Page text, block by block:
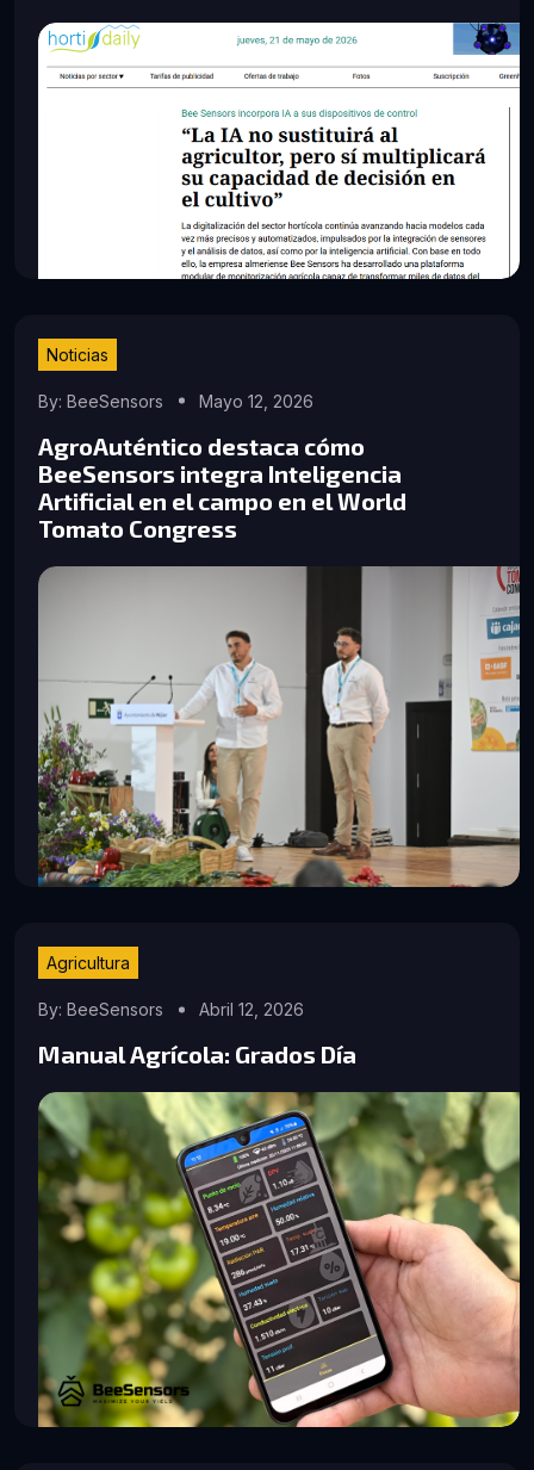
Noticias
By: BeeSensors Mayo 12, 2026
AgroAuténtico destaca cómo
BeeSensors integra Inteligencia
Artificial en el campo en el World
Tomato Congress
Agricultura
By: BeeSensors Abril 12, 2026
Manual Agrícola: Grados Día